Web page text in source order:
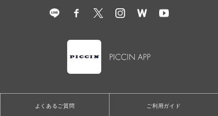
よくあるご質問 ご利用ガイド